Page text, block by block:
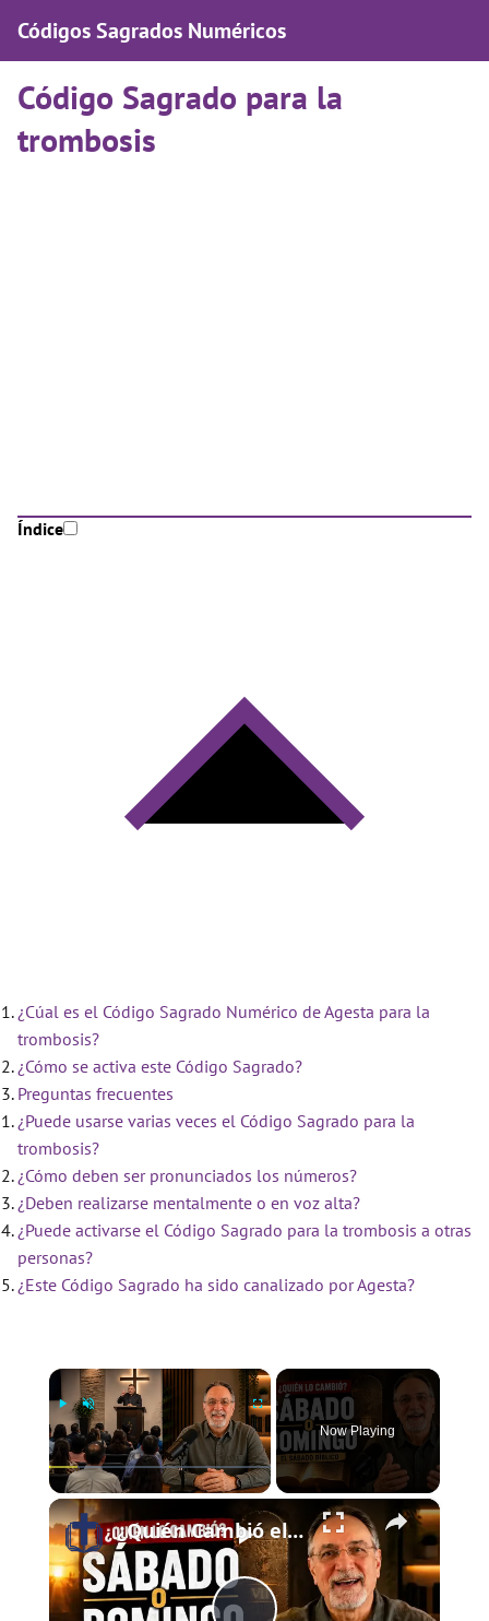
Códigos Sagrados Numéricos
Código Sagrado para la
trombosis
Índice
¿Cúal es el Código Sagrado Numérico de Agesta para la
trombosis?
¿Cómo se activa este Código Sagrado?
Preguntas frecuentes
¿Puede usarse varias veces el Código Sagrado para la
trombosis?
¿Cómo deben ser pronunciados los números?
¿Deben realizarse mentalmente o en voz alta?
¿Puede activarse el Código Sagrado para la trombosis a otras
personas?
¿Este Código Sagrado ha sido canalizado por Agesta?
×
Play Unmute
Now Playing
×
¿Quién Cambió el Sábado al Domingo? | El Sábado Bíblico